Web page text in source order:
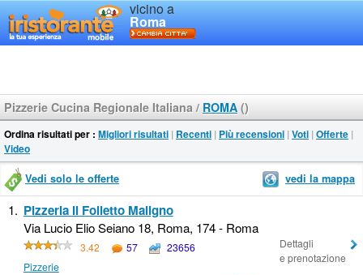
vicino a
Roma
Pizzerie Cucina Regionale Italiana / ROMA ()
Ordina risultati per : Migliori risultati | Recenti | Più recensioni | Voti | Offerte |
Video
Vedi solo le offerte vedi la mappa
1. Pizzeria Il Folletto Maligno
Via Lucio Elio Seiano 18, Roma, 174 - Roma
3.42 57
23656
Pizzerie
Dettagli
e prenotazione